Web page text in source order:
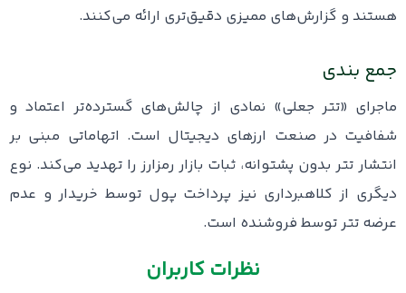
هستند و گزارش‌های ممیزی دقیق‌تری ارائه می‌کنند.
جمع بندی
ماجرای «تتر جعلی» نمادی از چالش‌های گسترده‌تر اعتماد و
شفافیت در صنعت ارزهای دیجیتال است. اتهاماتی مبنی بر
انتشار تتر بدون پشتوانه، ثبات بازار رمزارز را تهدید می‌کند. نوع
دیگری از کلاهبرداری نیز پرداخت پول توسط خریدار و عدم
عرضه تتر توسط فروشنده است.
نظرات کاربران